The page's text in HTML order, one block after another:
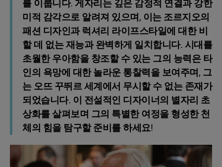
를 이룹니다. 게자리는 깊은 감정적 연결과 강한
미적 감각으로 알려져 있으며, 이는 조르지오의
패션 디자인과 럭셔리 라이프스타일에 대한 비
할 데 없는 재능과 완벽하게 일치합니다. 시대를
초월한 우아함을 창조할 수 있는 그의 능력은 타
인의 욕망에 대한 놀라운 통찰력을 보여주며, 그
는 오뜨 꾸뛰르 세계에서 무시할 수 없는 존재가
되었습니다. 이 전설적인 디자이너의 별자리 초
상화를 살펴보며 그의 특별한 여정을 형성한 천
체의 힘을 탐구할 준비를 하세요!